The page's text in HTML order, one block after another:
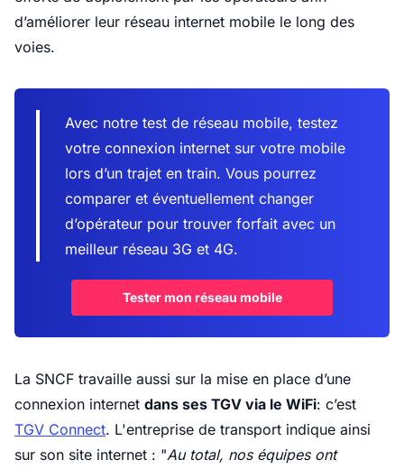
d’améliorer leur réseau internet mobile le long des
voies.
Avec notre test de réseau mobile, testez
votre connexion internet sur votre mobile
lors d’un trajet en train. Vous pourrez
comparer et éventuellement changer
d’opérateur pour trouver forfait avec un
meilleur réseau 3G et 4G.
Tester mon réseau mobile
La SNCF travaille aussi sur la mise en place d’une
connexion internet dans ses TGV via le WiFi: c’est
TGV Connect. L'entreprise de transport indique ainsi
sur son site internet : "Au total, nos équipes ont